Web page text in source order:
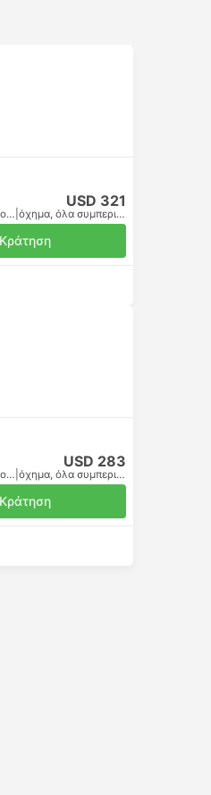
USD 321
Συμπεριλαμβάνονται οι φόροι | όχημα, όλα συμπεριλαμβανομένου
Κράτηση
USD 283
Συμπεριλαμβάνονται οι φόροι | όχημα, όλα συμπεριλαμβανομένου
Κράτηση